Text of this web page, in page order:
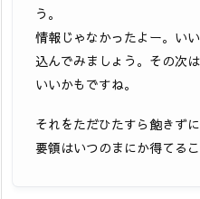
う。
情報じゃなかったよー。い
込んでみましょう。その次
いいかもですね。
それをただひたすら飽きず
要領はいつのまにか得てるこ